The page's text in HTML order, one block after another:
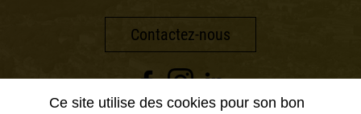
Contactez-nous
Ce site utilise des cookies pour son bon